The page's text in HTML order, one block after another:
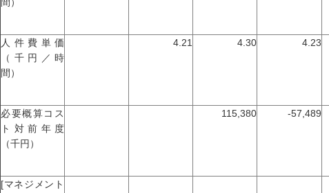
人件費単価
（千円／時
間）
4.21 4.30 4.23
必要概算コス
ト対前年度
（千円）
115,380 -57,489
[マネジメント